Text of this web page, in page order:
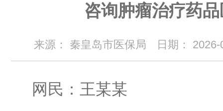
咨询肿瘤治疗药
来源： 秦皇岛市医保局 日期：
网民： 王某某